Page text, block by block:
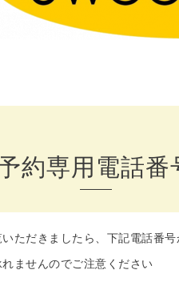
約専用電話番
ただきましたら、下記電話番
ませんのでご注意ください